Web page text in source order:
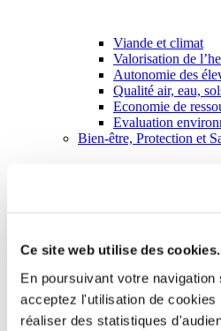
Ce site web utilise des cookies.
En poursuivant votre
acceptez l'utilisation de cookies
réaliser des statistiques
Viande et climat
Valorisation de
Autonomie des
Qualité air, eau,
Economie de
Evaluation
Bien-être, Protection et